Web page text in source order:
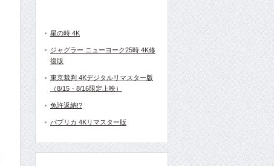
星の時 4K
ジャグラー ニューヨーク25時 4K修
復版
東京裁判 4Kデジタルリマスター版
（8/15・8/16限定上映）
免許返納!?
パプリカ 4Kリマスター版